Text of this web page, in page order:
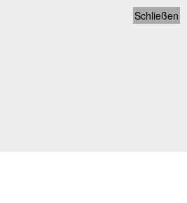
Schließen